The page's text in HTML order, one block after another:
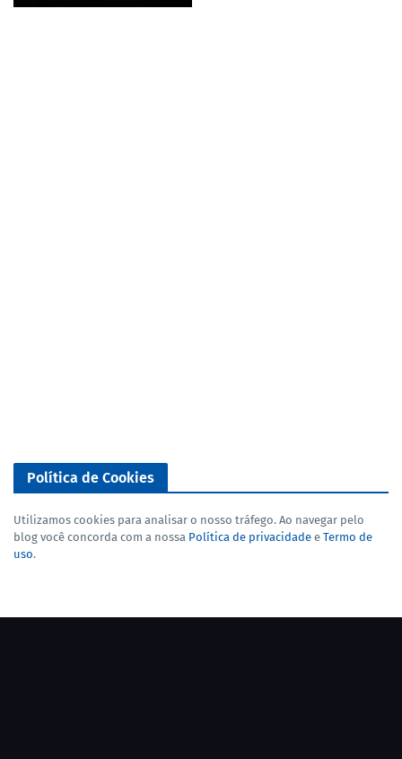
Política de Cookies
Utilizamos cookies para analisar o nosso tráfego. Ao navegar pelo
blog você concorda com a nossa Política de privacidade e Termo de
uso.